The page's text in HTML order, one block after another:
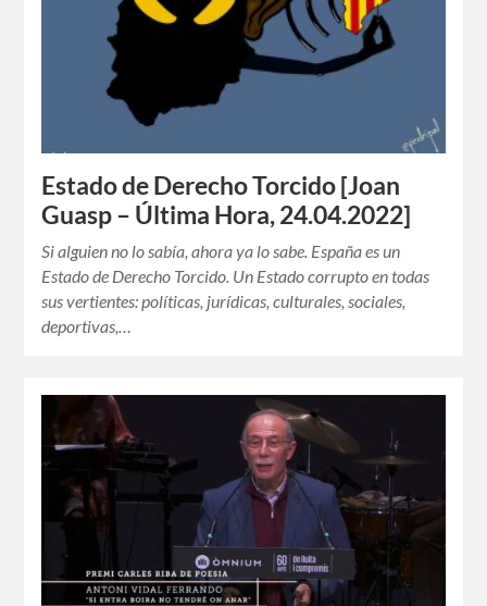
Estado de Derecho Torcido [Joan
Guasp – Última Hora, 24.04.2022]
Si alguien no lo sabía, ahora ya lo sabe. España es un
Estado de Derecho Torcido. Un Estado corrupto en todas
sus vertientes: políticas, jurídicas, culturales, sociales,
deportivas,…